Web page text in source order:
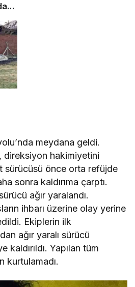
meydana geldi.
direksiyon hakimiyetini
sürücüsü önce orta refüjde
sonra kaldırıma çarptı.
ağır yaralandı.
ihbarı üzerine olay yerine
Ekiplerin ilk
ağır yaralı sürücü
kaldırıldı. Yapılan tüm
kurtulamadı.